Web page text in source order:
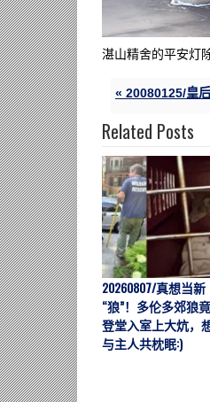
湛山精舍的平安灯
« 20080125/皇
Related Posts
20260807/真想当新
“狼”！多伦多郊狼
登堂入室上大炕，
与主人共枕眠:)